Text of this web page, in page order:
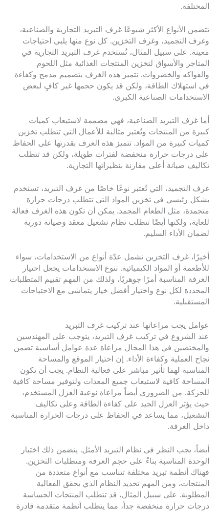
المختلفة.
تتضمن الأنواع الأكثر شيوعًا غرف التبريد التجارية والصناعية،
وغرف التجميد، وغرف التخزين. كل نوع منها يلبي احتياجات
معينة. على سبيل المثال، تُستخدم غرف التبريد التجارية في
المتاجر والأسواق لتخزين المنتجات الغذائية مثل اللحوم
والفواكه والخضروات. تتميز هذه الغرف بتصميم مدمج وكفاءة
في استهلاك الطاقة، ولكن قد يكون حجمها غير كافٍ لبعض
الاستخدامات الصناعية الكبرى.
أما غرف التبريد الصناعية، فهي مصممة لاستيعاب كميات
كبيرة من المنتجات وتُعتبر مثالية للأعمال التي تتطلب تخزين
كميات كبيرة من المواد. تتميز هذه الغرف بقدرتها على الحفاظ
على درجات حرارة منخفضة لفترات طويلة، ولكن قد تتطلب
تكاليف صيانة أعلى مقارنة بنظيراتها التجارية.
غرف التجميد، التي تُعتبر نوعًا خاصًا من غرف التبريد، تستخدم
بشكل رئيسي في تخزين المواد التي تتطلب درجات حرارة
متجمدة، مثل الطعام المجمد. يمكن أن تكون هذه الغرف فعالة
للغاية، ولكنها أيضًا تتطلب نظام تشغيل معقد وصيانة دورية
لضمان الأداء السليم.
أخيرًا، غرف التخزين تشمل عدّة أنواع من الاستخدامات، سواء
للأطعمة أو المواد الكيميائية. تنوع الاستخدامات يجعل اختيار
الغرفة المناسبة أمرًا جوهريًا، ولذلك من المهم تقييم المتطلبات
المحددة لكل نوع واختيار أفضل خيار يتماشى مع الاحتياجات
المستقبلية.
عوامل يجب مراعاتها عند تركيب غرف التبريد
عند الشروع في تركيب غرف التبريد، يتوجب على المهندسين
والمختصين في هذا المجال مراعاة عدة عوامل أساسية تضمن
نجاح العملية وكفاءة الأداء. إن اختيار الموقع والمساحة
المناسبة لهما تأثير مباشر على فعالية النظام. يجب أن تكون
المساحة كافية لاستيعاب جميع المعدات ولتوفير مساحة كافية
للحركة. من الضروري أيضاً مراعاة نوعية العزل المستخدم،
حيث يؤثر العزل الجيد على كفاءة الطاقة وعلى تكاليف
التشغيل، مما يساعد في الحفاظ على درجات الحرارة المناسبة
داخل الغرفة.
أيضاً، يجب النظر في نظام التبريد الأمثل. يتضمن ذلك اختيار
الوحدة المناسبة بناءً على حجم الغرفة ومتطلبات التخزين.
فهناك أنظمة تبريد مختلفة تتناسب مع أنواع متعددة من
المنتجات، ومن المهم تحديد النظام الذي يحقق الفعالية
المطلوبة. على سبيل المثال، قد تتطلب المنتجات الحساسة
درجات حرارة منخفضة جداً، مما يتطلب أنظمة متقدمة قادرة